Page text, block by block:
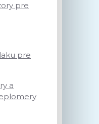
pre
pre
a